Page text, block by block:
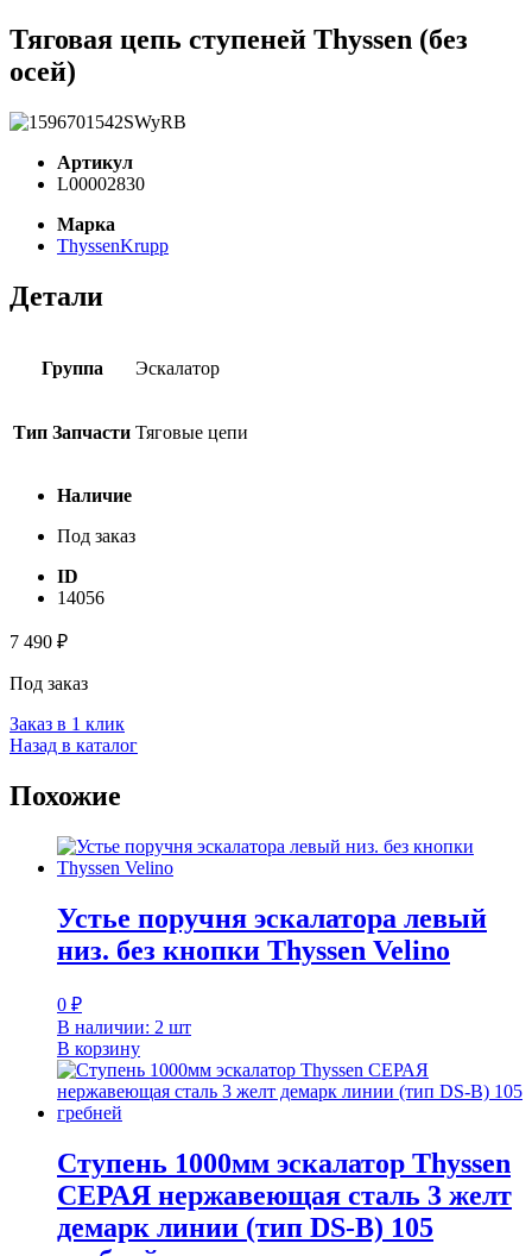
Тяговая цепь ступеней Thyssen (без
осей)
Артикул
L00002830
Марка
ThyssenKrupp
Детали
Группа Эскалатор
Тип Запчасти Тяговые цепи
Наличие
Под заказ
ID
14056
7 490 ₽
Под заказ
Заказ в 1 клик
Назад в каталог
Похожие
Устье поручня эскалатора левый
низ. без кнопки Thyssen Velino
0 ₽
В наличии: 2 шт
В корзину
Ступень 1000мм эскалатор Thyssen
СЕРАЯ нержавеющая сталь 3 желт
демарк линии (тип DS-B) 105